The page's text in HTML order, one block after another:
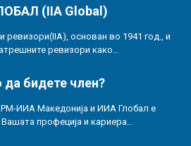
(IIA Global)
ревизори(IIA), основан во 1941 год., и
ревизори како…
бидете член?
ИИА Македонија и ИИА Глобал е
Вашата профеција и кариера…